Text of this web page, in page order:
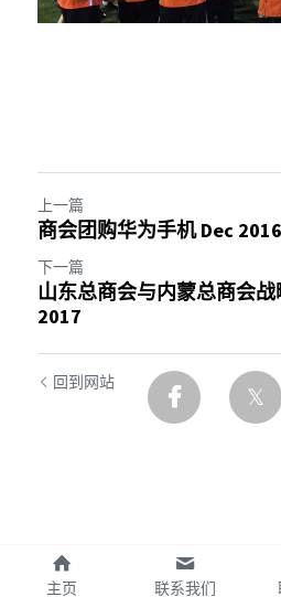
上一篇
商会团购华为手机 Dec 2016
下一篇
山东总商会与内蒙总商会
2017
回到网站
主页 联系我们